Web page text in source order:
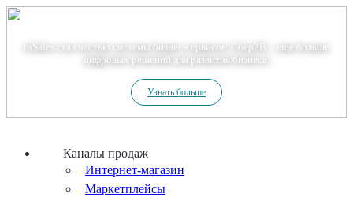
inSales стал частью системы бизнес-сервисов. Сбер2В – еще больше
цифровых решений для развития бизнеса!
Узнать больше
Каналы продаж
Интернет-магазин
Маркетплейсы